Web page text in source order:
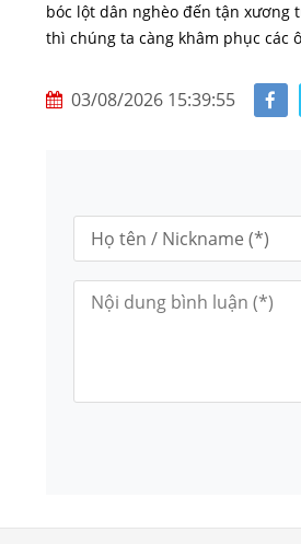
bóc lột dân nghèo đến tận xương
thì chúng ta càng khâm phục các
03/08/2026 15:39:55